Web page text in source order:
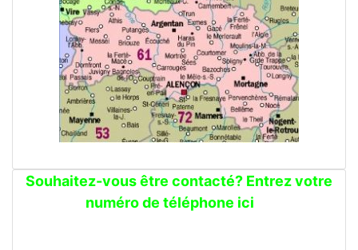
Souhaitez-vous être contacté? Entrez votre
numéro de téléphone ici